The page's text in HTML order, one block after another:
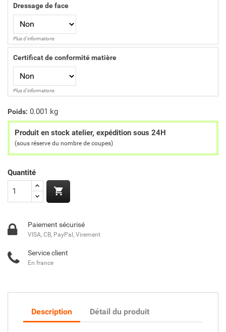
Dressage de face
Plus d'informations
Certificat de conformité matière
Plus d'informations
Poids: 0.001 kg
Produit en stock atelier, expédition sous 24H
(sous réserve du nombre de coupes)
Quantité

Paiement sécurisé
VISA, CB, PayPal, Virement
Service client
En france
Description Détail du produit